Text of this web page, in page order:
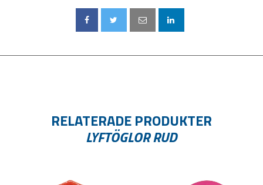
RELATERADE PRODUKTER
LYFTÖGLOR RUD